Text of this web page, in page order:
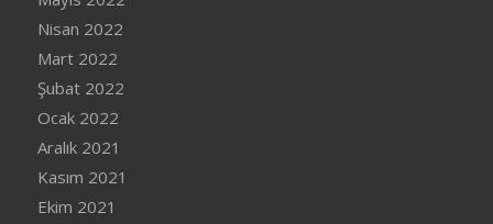
Nisan 2022
Mart 2022
Şubat 2022
Ocak 2022
Aralık 2021
Kasım 2021
Ekim 2021